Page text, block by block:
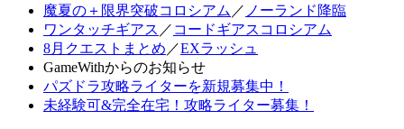
魔夏の＋限界突破コロシアム ／ ノーランド降臨
ワンタッチギアス ／ コードギアスコロシアム
8月クエストまとめ ／EXラッシュ
GameWithからのお知らせ
パズドラ攻略ライターを新規募集中！
未経験可&完全在宅！攻略ライター募集！